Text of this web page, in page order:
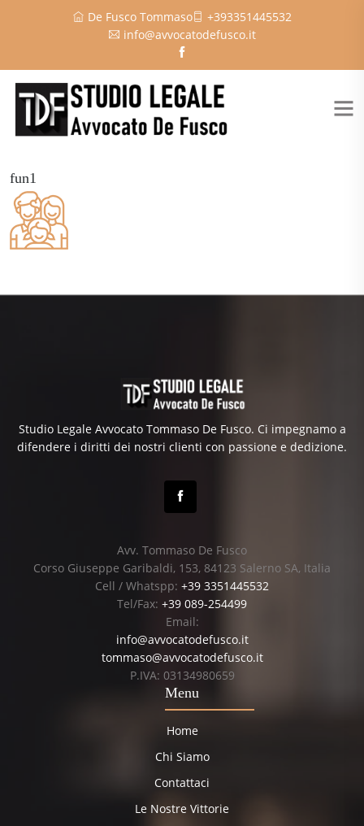
De Fusco Tommaso
+393351445532
info@avvocatodefusco.it
fun1
Studio Legale Avvocato Tommaso De Fusco. Ci impegnamo a
difendere i diritti dei nostri clienti con passione e dedizione.
Avv. Tommaso De Fusco
Corso Giuseppe Garibaldi, 153, 84123 Salerno SA, Italia
Cell / Whatspp: +39 3351445532
Tel/Fax: +39 089-254499
Email:
info@avvocatodefusco.it
tommaso@avvocatodefusco.it
P.IVA: 03134980659
Menu
Home
Chi Siamo
Contattaci
Le Nostre Vittorie